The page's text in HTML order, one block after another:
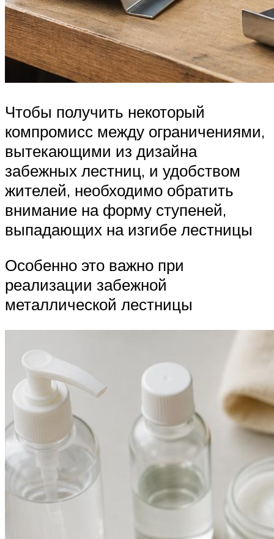
Чтобы получить некоторый
компромисс между ограничениями,
вытекающими из дизайна
забежных лестниц, и удобством
жителей, необходимо обратить
внимание на форму ступеней,
выпадающих на изгибе лестницы
Особенно это важно при
реализации забежной
металлической лестницы